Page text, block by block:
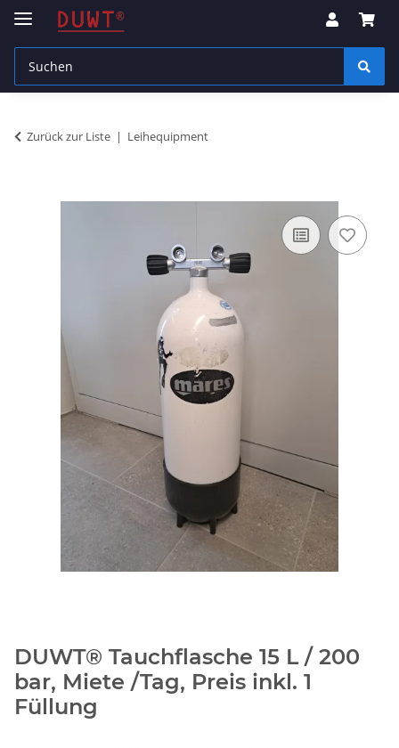
Zurück zur Liste Leihequipment
DUWT® Tauchflasche 15 L / 200
bar, Miete /Tag, Preis inkl. 1
Füllung